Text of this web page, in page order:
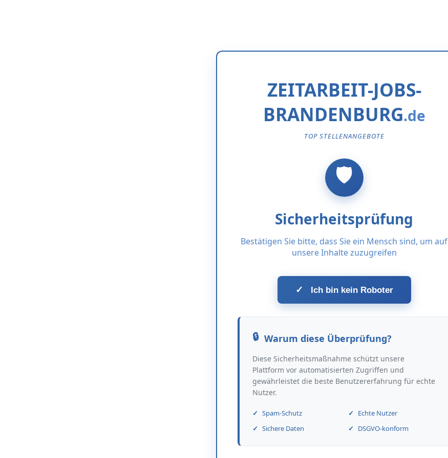
ZEITARBEIT-JOBS-
BRANDENBURG
TOP STELLENANGEBOTE
Sicherheitsprüfung
Bestätigen Sie bitte, dass Sie ein Mensch sind, um auf
unsere Inhalte zuzugreifen
✓ Ich bin kein Roboter
Warum diese Überprüfung?
Diese Sicherheitsmaßnahme schützt unsere
Plattform vor automatisierten Zugriffen und
gewährleistet die beste Benutzererfahrung für echte
Nutzer.
Spam-Schutz
Echte Nutzer
Sichere Daten
DSGVO-konform